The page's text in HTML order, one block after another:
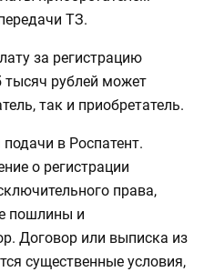
ТЗ.
за регистрацию
тысяч рублей может
так и приобретатель.
в Роспатент.
о регистрации
права,
пошлины и
Договор или выписка из
существенные условия,